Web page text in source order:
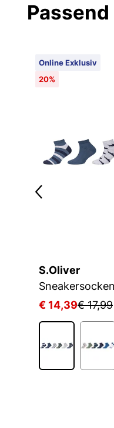
Online Exklusiv
20%
S.Oliver
Sneakersocken
€ 14,39€ 17,99